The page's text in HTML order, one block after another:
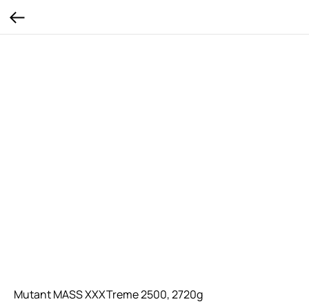
Mutant MASS XXXTreme 2500, 2720g